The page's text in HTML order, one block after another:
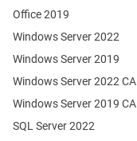
Office 2019
Windows Server 2022
Windows Server 2019
SQL Server 2022
Windows Server 2022
Windows Server 2019